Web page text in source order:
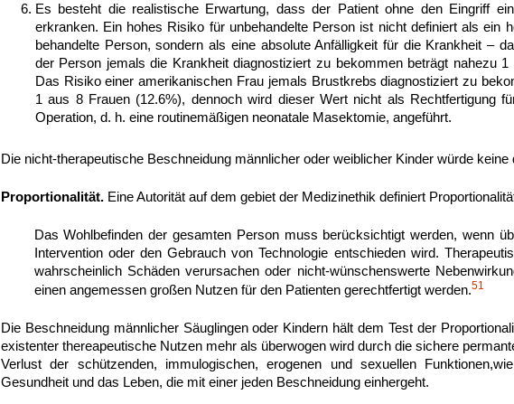
Es besteht die realistische Erwartung, dass der Patient ohne den Eingriff
erkranken. Ein hohes Risiko für unbehandelte Person ist nicht definiert als ein
behandelte Person, sondern als eine absolute Anfälligkeit für die Krankheit –
der Person jemals die Krankheit diagnostiziert zu bekommen beträgt nahezu
Das Risiko einer amerikanischen Frau jemals Brustkrebs diagnostiziert zu
1 aus 8 Frauen (12.6%), dennoch wird dieser Wert nicht als Rechtfertigung
Operation, d. h. eine routinemäßigen neonatale Masektomie, angeführt.
Die nicht-therapeutische Beschneidung männlicher oder weiblicher Kinder würde keine
Proportionalität. Eine Autorität auf dem gebiet der Medizinethik definiert
Das Wohlbefinden der gesamten Person muss berücksichtigt werden, wenn
Intervention oder den Gebrauch von Technologie entschieden wird.
wahrscheinlich Schäden verursachen oder nicht-wünschenswerte
einen angemessen großen Nutzen für den Patienten gerechtfertigt werden.51
Die Beschneidung männlicher Säuglingen oder Kindern hält dem Test der
existenter thereapeutische Nutzen mehr als überwogen wird durch die sichere
Verlust der schützenden, immulogischen, erogenen und sexuellen
Gesundheit und das Leben, die mit einer jeden Beschneidung einhergeht.